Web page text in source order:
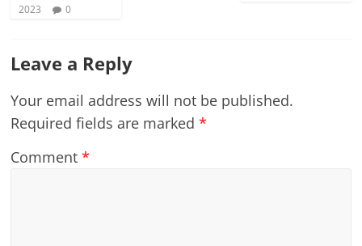
2023
0
Leave a Reply
Your email address will not be published.
Required fields are marked*
Comment*